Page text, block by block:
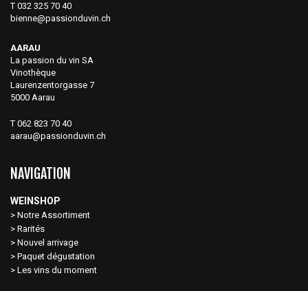
T 032 325 70 40
bienne@passionduvin.ch
AARAU
La passion du vin SA
Vinothèque
Laurenzentorgasse 7
5000 Aarau
T 062 823 70 40
aarau@passionduvin.ch
NAVIGATION
WEINSHOP
Notre Assortiment
Rarités
Nouvel arrivage
Paquet dégustation
Les vins du moment